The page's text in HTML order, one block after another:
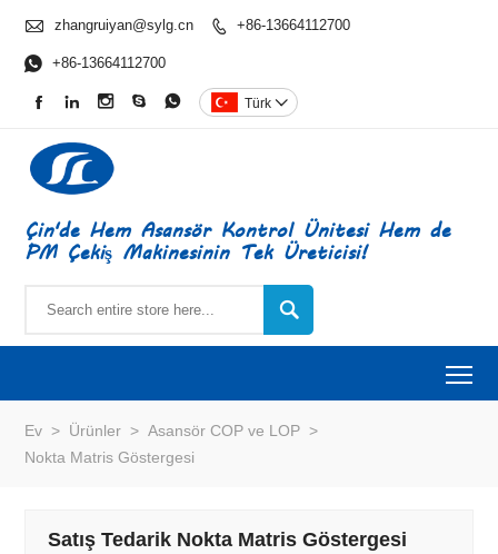
 zhangruiyan@sylg.cn  +86-13664112700
 +86-13664112700
     Türk 
Çin'de Hem Asansör Kontrol Ünitesi Hem de
PM Çekiş Makinesinin Tek Üreticisi!

Ev > Ürünler > Asansör COP ve LOP >
Nokta Matris Göstergesi
Satış Tedarik Nokta Matris Göstergesi